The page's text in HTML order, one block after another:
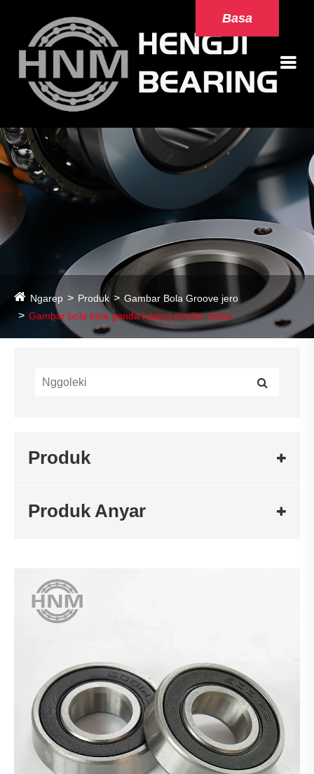
Basa
Ngarep Produk
Gambar Bola Groove jero
Gambar bola bola ganda kaping pindho dobel
Produk
Produk Anyar